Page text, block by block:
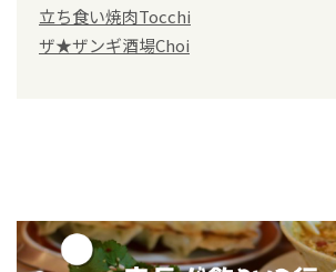
立ち食い焼肉Tocchi
ザ★ザンギ酒場Choi